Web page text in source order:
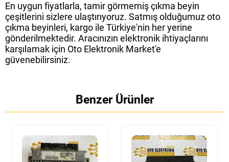
En uygun fiyatlarla, tamir görmemiş çıkma beyin
çeşitlerini sizlere ulaştırıyoruz. Satmış olduğumuz oto
çıkma beyinleri, kargo ile Türkiye'nin her yerine
gönderilmektedir. Aracınızın elektronik ihtiyaçlarını
karşılamak için Oto Elektronik Market'e
güvenebilirsiniz.
Benzer Ürünler